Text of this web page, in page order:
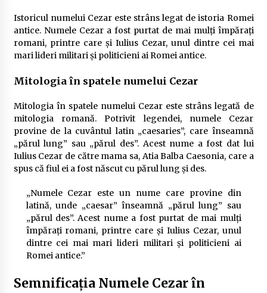
Istoricul numelui Cezar este strâns legat de istoria Romei
antice. Numele Cezar a fost purtat de mai mulți împărați
romani, printre care și Iulius Cezar, unul dintre cei mai
mari lideri militari și politicieni ai Romei antice.
Mitologia în spatele numelui Cezar
Mitologia în spatele numelui Cezar este strâns legată de
mitologia romană. Potrivit legendei, numele Cezar
provine de la cuvântul latin „caesaries”, care înseamnă
„părul lung” sau „părul des”. Acest nume a fost dat lui
Iulius Cezar de către mama sa, Atia Balba Caesonia, care a
spus că fiul ei a fost născut cu părul lung și des.
„Numele Cezar este un nume care provine din
latină, unde „caesar” înseamnă „părul lung” sau
„părul des”. Acest nume a fost purtat de mai mulți
împărați romani, printre care și Iulius Cezar, unul
dintre cei mai mari lideri militari și politicieni ai
Romei antice.”
Semnificația Numele Cezar în